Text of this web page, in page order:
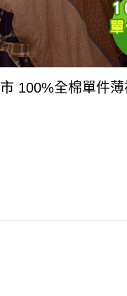
市 100%全棉單件